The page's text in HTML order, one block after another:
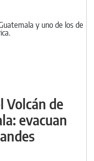
Volcán de
evacuan